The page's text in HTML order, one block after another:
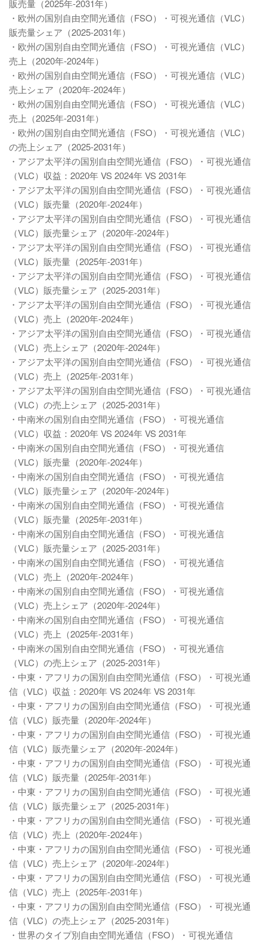
販売量（2025年-2031年）
・欧州の国別自由空間光通信（FSO）・可視光通信（VLC）
販売量シェア（2025-2031年）
・欧州の国別自由空間光通信（FSO）・可視光通信（VLC）
売上（2020年-2024年）
・欧州の国別自由空間光通信（FSO）・可視光通信（VLC）
売上シェア（2020年-2024年）
・欧州の国別自由空間光通信（FSO）・可視光通信（VLC）
売上（2025年-2031年）
・欧州の国別自由空間光通信（FSO）・可視光通信（VLC）
の売上シェア（2025-2031年）
・アジア太平洋の国別自由空間光通信（FSO）・可視光通信
（VLC）収益：2020年 VS 2024年 VS 2031年
・アジア太平洋の国別自由空間光通信（FSO）・可視光通信
（VLC）販売量（2020年-2024年）
・アジア太平洋の国別自由空間光通信（FSO）・可視光通信
（VLC）販売量シェア（2020年-2024年）
・アジア太平洋の国別自由空間光通信（FSO）・可視光通信
（VLC）販売量（2025年-2031年）
・アジア太平洋の国別自由空間光通信（FSO）・可視光通信
（VLC）販売量シェア（2025-2031年）
・アジア太平洋の国別自由空間光通信（FSO）・可視光通信
（VLC）売上（2020年-2024年）
・アジア太平洋の国別自由空間光通信（FSO）・可視光通信
（VLC）売上シェア（2020年-2024年）
・アジア太平洋の国別自由空間光通信（FSO）・可視光通信
（VLC）売上（2025年-2031年）
・アジア太平洋の国別自由空間光通信（FSO）・可視光通信
（VLC）の売上シェア（2025-2031年）
・中南米の国別自由空間光通信（FSO）・可視光通信
（VLC）収益：2020年 VS 2024年 VS 2031年
・中南米の国別自由空間光通信（FSO）・可視光通信
（VLC）販売量（2020年-2024年）
・中南米の国別自由空間光通信（FSO）・可視光通信
（VLC）販売量シェア（2020年-2024年）
・中南米の国別自由空間光通信（FSO）・可視光通信
（VLC）販売量（2025年-2031年）
・中南米の国別自由空間光通信（FSO）・可視光通信
（VLC）販売量シェア（2025-2031年）
・中南米の国別自由空間光通信（FSO）・可視光通信
（VLC）売上（2020年-2024年）
・中南米の国別自由空間光通信（FSO）・可視光通信
（VLC）売上シェア（2020年-2024年）
・中南米の国別自由空間光通信（FSO）・可視光通信
（VLC）売上（2025年-2031年）
・中南米の国別自由空間光通信（FSO）・可視光通信
（VLC）の売上シェア（2025-2031年）
・中東・アフリカの国別自由空間光通信（FSO）・可視光通
信（VLC）収益：2020年 VS 2024年 VS 2031年
・中東・アフリカの国別自由空間光通信（FSO）・可視光通
信（VLC）販売量（2020年-2024年）
・中東・アフリカの国別自由空間光通信（FSO）・可視光通
信（VLC）販売量シェア（2020年-2024年）
・中東・アフリカの国別自由空間光通信（FSO）・可視光通
信（VLC）販売量（2025年-2031年）
・中東・アフリカの国別自由空間光通信（FSO）・可視光通
信（VLC）販売量シェア（2025-2031年）
・中東・アフリカの国別自由空間光通信（FSO）・可視光通
信（VLC）売上（2020年-2024年）
・中東・アフリカの国別自由空間光通信（FSO）・可視光通
信（VLC）売上シェア（2020年-2024年）
・中東・アフリカの国別自由空間光通信（FSO）・可視光通
信（VLC）売上（2025年-2031年）
・中東・アフリカの国別自由空間光通信（FSO）・可視光通
信（VLC）の売上シェア（2025-2031年）
・世界のタイプ別自由空間光通信（FSO）・可視光通信